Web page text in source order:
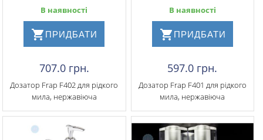
В наявності
ПРИДБАТИ
707.0 грн.
Дозатор Frap F402 для рідкого
мила, нержавіюча
В наявності
ПРИДБАТИ
597.0 грн.
Дозатор Frap F401 для рідкого
мила, нержавіюча